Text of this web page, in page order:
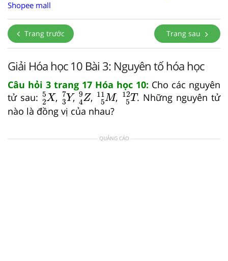
Shopee mall
Trang trước Trang sau
Giải Hóa học 10 Bài 3: Nguyên tố hóa học
Câu hỏi 3 trang 17 Hóa học 10: Cho các nguyên
tử sau: 5
2X
X25
,
7
3Y
Y37
, 9
4Z
Z4 9
, 11
5M
M511
,
12
5T
T512
. Những nguyên tử
nào là đồng vị của nhau?
QUẢNG CÁO